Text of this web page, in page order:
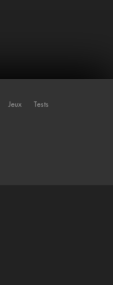
Jeux
Tests